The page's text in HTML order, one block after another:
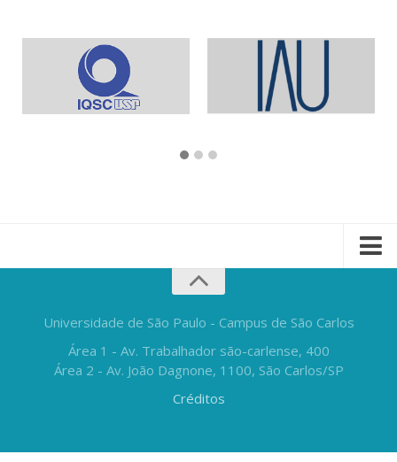
Universidade de São Paulo - Campus de São Carlos
Área 1 - Av. Trabalhador são-carlense, 400
Área 2 - Av. João Dagnone, 1100, São Carlos/SP
Créditos